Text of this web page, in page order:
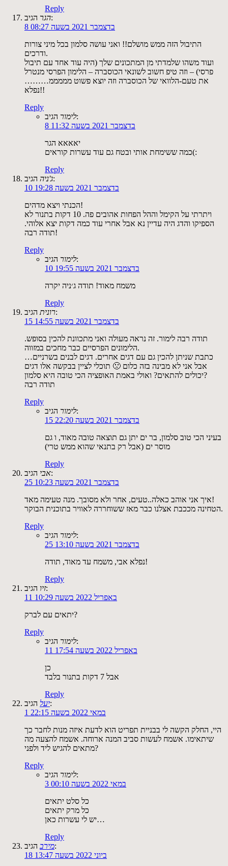
Reply
הגרהגיב:
8 בדצמבר 2021 בשעה 08:27
התיבול הזה ממש מושלם!! ואני עושה סלמון בכל מיני צורות
ודרכים.
ועוד משהו שלמדתי מן המתכונים שלך (היה עוד אחד עם תיבול
פרסי) – וזה טיפ חשוב לשונאי הכוסברה – הלימון הפרסי מנטרל
את טעם-הלוואי של הכוסברה וזה יוצא פשוט מממממ………
נפלא!!
Reply
לימורהגיב:
8 בדצמבר 2021 בשעה 11:32
יאאאא הגר
כמה ששימחת אותי ובטח גם עוד עשרות קוראים(:
Reply
ג'ניההגיב:
10 בדצמבר 2021 בשעה 19:28
הכנתי ויצא מדהים!
ויתרתי על הקימל וההל הפחות אהובים פה. 10 דקות בתנור לא
הספיקו והדג היה עדיין נא אבל אחרי עוד כמה דקות יצא אלוהי.
תודה רבה!
Reply
לימורהגיב:
10 בדצמבר 2021 בשעה 19:55
משמח מאוד! תודה ג׳ניה יקרה
Reply
רוניתהגיב:
15 בדצמבר 2021 בשעה 14:55
תודה רבה לימור. זה נראה מעולה ואני מתכוונת להכין בסופש.
הלימונים הפרסיים כבר מחכים במזווה.
כתבת שניתן להכין גם עם דגים אחרים. דגים לבנים בשרניים…
אבל אני לא מבינה בזה כלום 🙁 תוכלי לציין בבקשה אלו דגים
יכולים להתאים? ואולי באמת האופציה הכי טובה היא סלמון?
תודה רבה
Reply
לימורהגיב:
15 בדצמבר 2021 בשעה 22:20
בעיני הכי טוב סלמון, בר ים יתן גם תוצאה טובה מאוד, ו גם
מוסר ים (אבל רק בתנאי שהוא ממש טרי)
Reply
אביהגיב:
25 בדצמבר 2021 בשעה 10:23
איך אני אוהב כאלה..טעים, אחר ולא מסובך. מנה טעימה מאד!
הטחינה מככבת אצלנו כבר מאז ששוחררה לאוויר בתוכנית הבוקר.
Reply
לימורהגיב:
25 בדצמבר 2021 בשעה 13:10
נפלא אבי, משמח עד מאוד, תודה!
Reply
זיוהגיב:
11 באפריל 2022 בשעה 10:29
יתאים עם לברק?
Reply
לימורהגיב:
11 באפריל 2022 בשעה 17:54
כן
אבל 7 דקות בתנור בלבד
Reply
יעלהגיב:
1 במאי 2022 בשעה 22:15
היי, החלק הקשה לי בבניית תפריט הוא לדעת איזה מנות לחבר כך
שיתאימו. אשמח לעשות סביב המנה ארוחה. אשמח להצעה מה
מתאים להגיש ליד ולפני?
Reply
לימורהגיב:
3 במאי 2022 בשעה 00:10
כל סלט יתאים
כל מרק יתאים
יש לי עשרות כאן…
Reply
מירבהגיב:
18 ביוני 2022 בשעה 13:47